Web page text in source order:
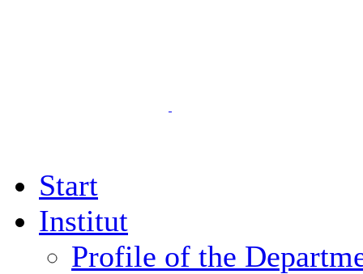
Start
Institut
Profile of the